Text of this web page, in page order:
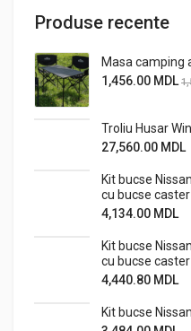
Produse recente
Masa camping
1,456.00 MDL
Troliu Husar
27,560.00 MDL
Kit bucse
cu bucse
4,134.00 MDL
Kit bucse
cu bucse
4,440.80 MDL
Kit bucse